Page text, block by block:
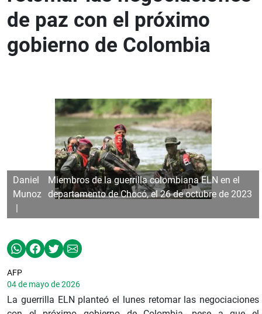
de paz con el próximo
gobierno de Colombia
Miembros de la guerrilla colombiana ELN en el
departamento de Chocó, el 26 de octubre de 2023
Daniel
Munoz
AFP
04 de mayo de 2026
La guerrilla ELN planteó el lunes retomar las negociaciones